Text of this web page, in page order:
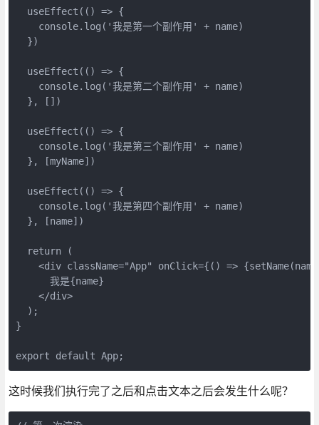
  useEffect(
() => {
console.log( '我是第一个副作用'
+ name)
  })
  useEffect(
() => {
console.log( '我是第二个副作用'
+ name)
  }, [])
  useEffect(
() => {
console.log( '我是第三个副作用'
+ name)
  }, [myName])
  useEffect(
() => {
console.log( '我是第四个副作用'
+ name)
  }, [name])
return (
<div className="App" onClick={() =>
      我是{name}
</div>
  );
}
export default App;
这时候我们执行完了之后和点击文本之后会发生什么呢？